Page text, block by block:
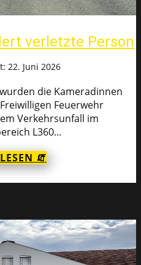
verletzte Person
22. Juni 2026
die Kameradinnen
Feuerwehr
Verkehrsunfall im
L360...
🧯